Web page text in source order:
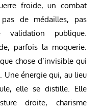
froide, un combat
de médailles, pas
validation publique.
parfois la moquerie.
chose d’invisible qui
Une énergie qui, au lieu
elle se distille. Elle
droite, charisme